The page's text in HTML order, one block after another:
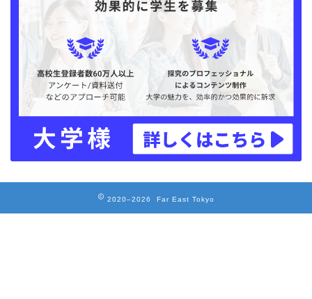
2020–2026 Far East Tokyo